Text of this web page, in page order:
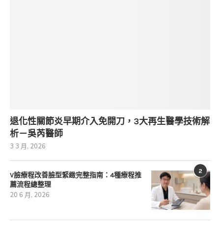
退化性關節炎早期介入免開刀，3大再生醫學技術解
析－吳芮醫師
3 3 月, 2026
2
V臉療程改善臉型緊緻完整指南：4種療程推
薦流程總整理
20 6 月, 2026